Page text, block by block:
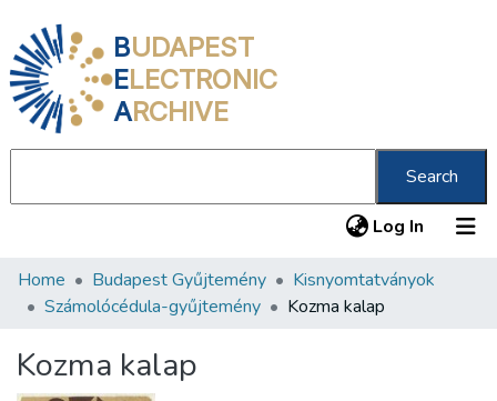
BUDAPEST
ELECTRONIC
ARCHIVE
Search
Log In (current)
Communities & Collections
Statistics
Home Budapest Gyűjtemény
Kisnyomtatványok
Számolócédula-gyűjtemény
Kozma kalap
Kozma kalap